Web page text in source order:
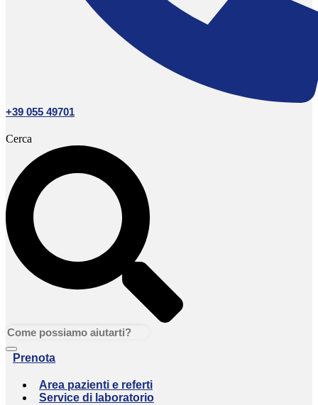
+39 055 49701
Cerca
Prenota
Area pazienti e referti
Service di laboratorio